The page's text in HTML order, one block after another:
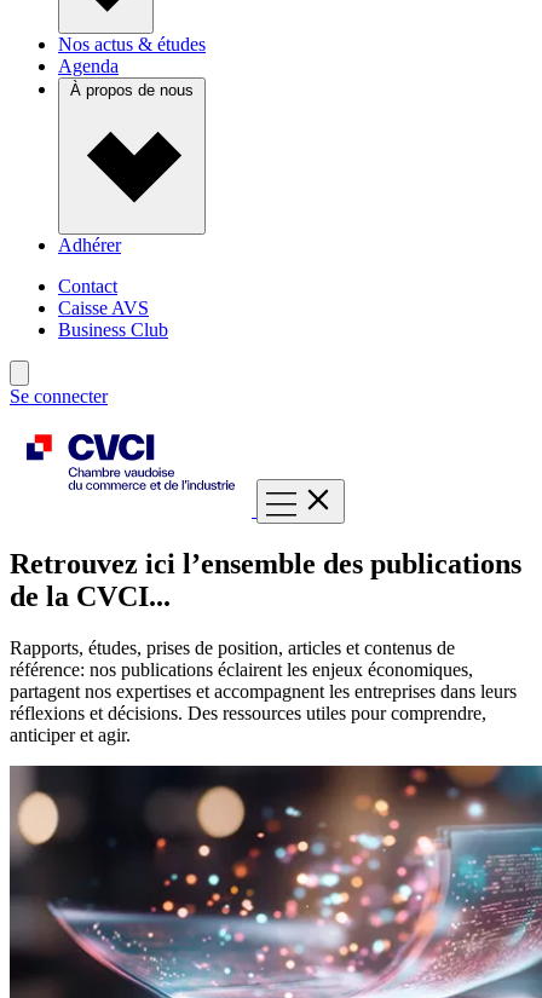
Nos actus & études
Agenda
À propos de nous
Adhérer
Contact
Caisse AVS
Business Club
Se connecter
Retrouvez ici l’ensemble des publications
de la CVCI...
Rapports, études, prises de position, articles et contenus de
référence: nos publications éclairent les enjeux économiques,
partagent nos expertises et accompagnent les entreprises dans leurs
réflexions et décisions. Des ressources utiles pour comprendre,
anticiper et agir.